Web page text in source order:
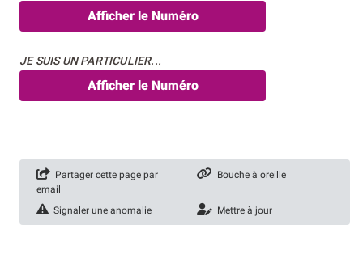
Afficher le Numéro
JE SUIS UN PARTICULIER...
Afficher le Numéro
Partager cette page par
email
Bouche à oreille
Signaler une anomalie Mettre à jour